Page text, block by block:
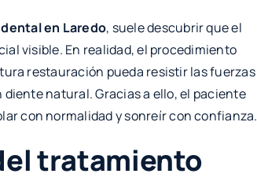
en Laredo, suele descubrir que el
visible. En realidad, el procedimiento
restauración pueda resistir las fuerzas
natural. Gracias a ello, el paciente
con normalidad y sonreír con confianza.
tratamiento